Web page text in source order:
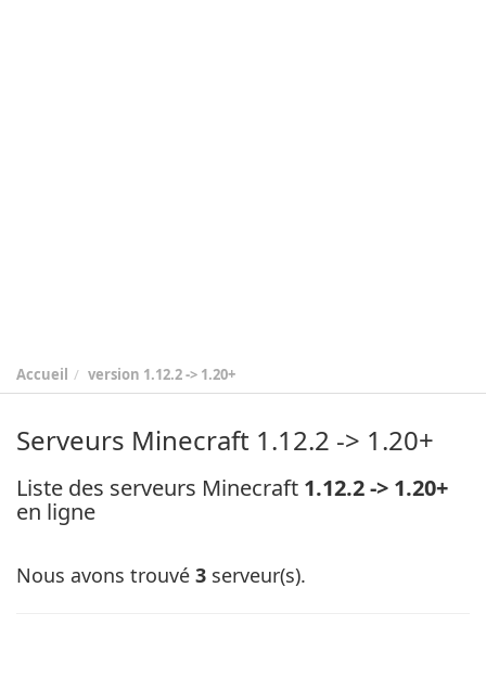
Accueil version 1.12.2 -> 1.20+
Serveurs Minecraft 1.12.2 -> 1.20+
Liste des serveurs Minecraft 1.12.2 -> 1.20+
en ligne
Nous avons trouvé 3 serveur(s).